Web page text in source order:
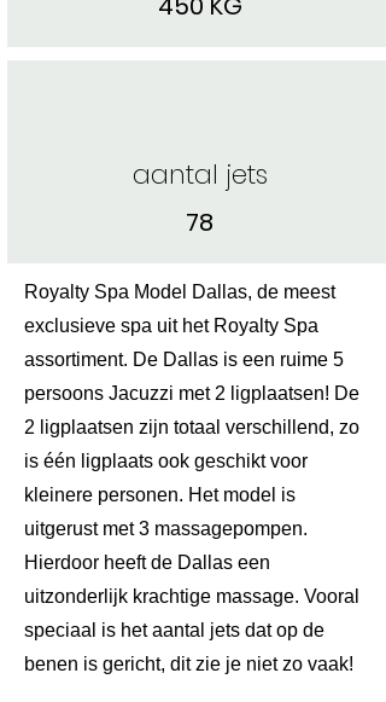
aantal jets
78
Royalty Spa Model Dallas, de meest
exclusieve spa uit het Royalty Spa
assortiment. De Dallas is een ruime 5
persoons Jacuzzi met 2 ligplaatsen! De
2 ligplaatsen zijn totaal verschillend, zo
is één ligplaats ook geschikt voor
kleinere personen. Het model is
uitgerust met 3 massagepompen.
Hierdoor heeft de Dallas een
uitzonderlijk krachtige massage. Vooral
speciaal is het aantal jets dat op de
benen is gericht, dit zie je niet zo vaak!